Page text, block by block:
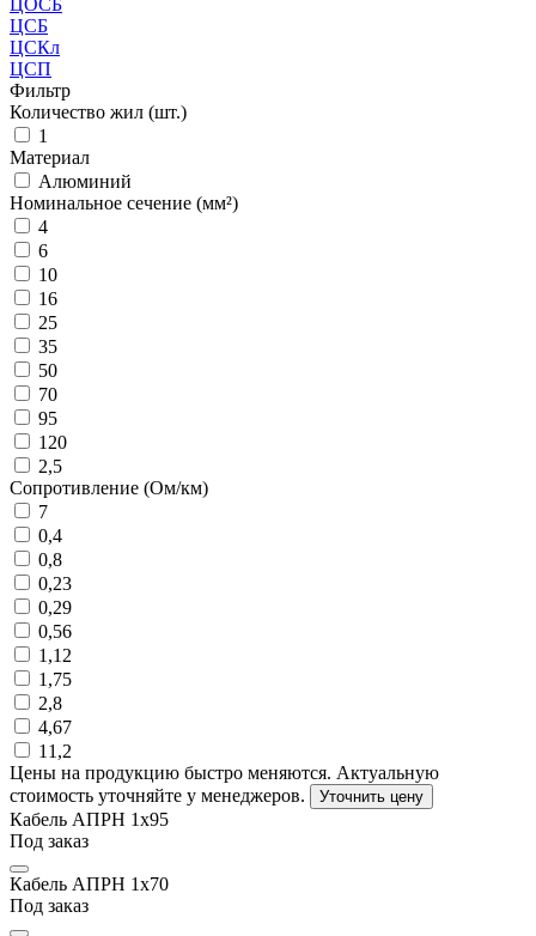
ЦСБ
ЦСКл
ЦСП
Фильтр
Количество жил (шт.)
1
Материал
Алюминий
Номинальное сечение (мм²)
4
6
10
16
25
35
50
70
95
120
2,5
Сопротивление (Ом/км)
7
0,4
0,8
0,23
0,29
0,56
1,12
1,75
2,8
4,67
11,2
Цены на продукцию быстро меняются. Актуальную
стоимость уточняйте у менеджеров.
Уточнить цену
Кабель АПРН 1х95
Под заказ
Кабель АПРН 1х70
Под заказ